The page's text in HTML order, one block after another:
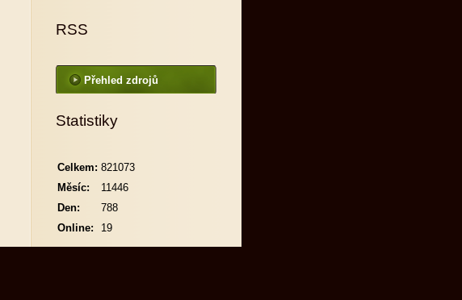
RSS
Přehled zdrojů
Statistiky
Online: 19
Celkem: 821073
Měsíc:
11446
Den:
788